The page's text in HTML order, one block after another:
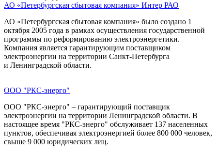
АО «Петербургская сбытовая компания» Интер РАО
АО «Петербургская сбытовая компания» было создано 1
октября 2005 года в рамках осуществления государственной
программы по реформированию электроэнергетики.
Компания является гарантирующим поставщиком
электроэнергии на территории Санкт-Петербурга
и Ленинградской области.
ООО "РКС-энерго"
ООО "РКС-энерго" – гарантирующий поставщик
электроэнергии на территории Ленинградской области. В
настоящее время "РКС-энерго" обслуживает 137 населенных
пунктов, обеспечивая электроэнергией более 800 000 человек,
свыше 9 000 юридических лиц.